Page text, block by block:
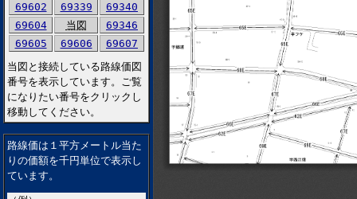
69602
69339
69340
69604
当図
69346
69605
69606
69607
当図と接続している路線価図
番号を表示しています。ご覧
になりたい番号をクリックし
移動してください。
路線価は１平方メートル当た
りの価額を千円単位で表示し
ています。